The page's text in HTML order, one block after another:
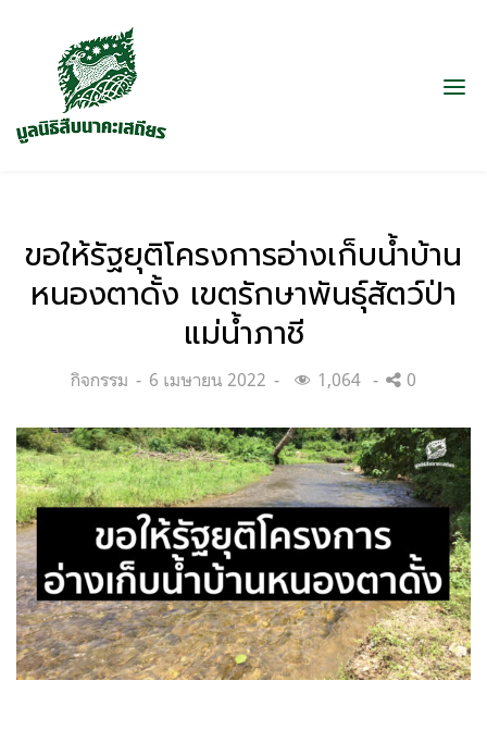
ขอให้รัฐยุติโครงการอ่างเก็บน้ำบ้าน
หนองตาดั้ง เขตรักษาพันธุ์สัตว์ป่า
แม่น้ำภาชี
Categories:
กิจกรรม
Posted
6 เมษายน 2022 1,064 0